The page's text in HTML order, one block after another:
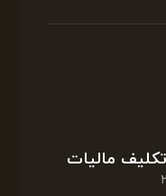
مالیات